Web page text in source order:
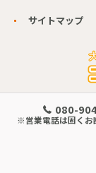
080-
※営業電話は固くお
サイトマップ
© 2026 兵庫県神戸で